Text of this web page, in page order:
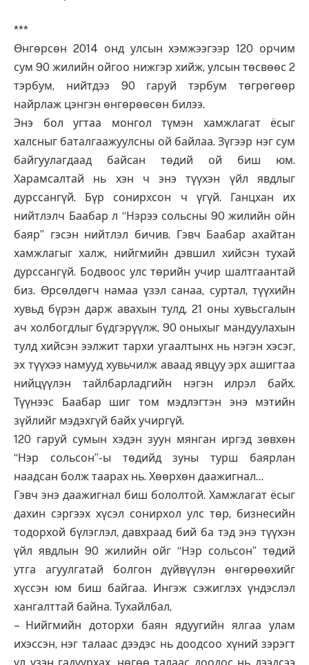
***
Өнгөрсөн 2014 онд улсын хэмжээгээр 120 орчим
сум 90 жилийн ойгоо нижгэр хийж, улсын төсвөөс 2
тэрбум, нийтдээ 90 гаруй тэрбум төгрөгөөр
найрлаж цэнгэн өнгөрөөсөн билээ.
Энэ бол угтаа монгол түмэн хамжлагат ёсыг
халсныг баталгаажуулсны ой байлаа. Зүгээр нэг сум
байгуулагдаад байсан төдий ой биш юм.
Харамсалтай нь хэн ч энэ түүхэн үйл явдлыг
дурссангүй. Бүр сонирхсон ч үгүй. Ганцхан их
нийтлэлч Баабар л “Нэрээ сольсны 90 жилийн ойн
баяр” гэсэн нийтлэл бичив. Гэвч Баабар ахайтан
хамжлагыг халж, нийгмийн дэвшил хийсэн тухай
дурссангүй. Бодвоос улс төрийн учир шалтгаантай
биз. Өрсөлдөгч намаа үзэл санаа, суртал, түүхийн
хувьд бүрэн дарж авахын тулд, 21 оны хувьсгалын
ач холбогдлыг бүдгэрүүлж, 90 оныхыг мандуулахын
тулд хийсэн ээлжит тархи угаалтынх нь нэгэн хэсэг,
эх түүхээ намууд хувьчилж аваад явцуу эрх ашигтаа
нийцүүлэн тайлбарладгийн нэгэн илрэл байх.
Түүнээс Баабар шиг том мэдлэгтэн энэ мэтийн
зүйлийг мэдэхгүй байх учиргүй.
120 гаруй сумын хэдэн зуун мянган иргэд зөвхөн
“Нэр сольсон”-ы төдийд зуны турш баярлан
наадсан болж таарах нь. Хөөрхөн даажигнал…
Гэвч энэ даажигнал биш бололтой. Хамжлагат ёсыг
дахин сэргээх хүсэл сонирхол улс төр, бизнесийн
тодорхой бүлэглэл, давхраад бий ба тэд энэ түүхэн
үйл явдлын 90 жилийн ойг “Нэр сольсон” төдий
утга агуулгатай болгон дүйвүүлэн өнгөрөөхийг
хүссэн юм биш байгаа. Ингэж сэжиглэх үндэслэл
хангалттай байна. Тухайлбал,
– Нийгмийн доторхи баян ядуугийн ялгаа улам
ихэссэн, нэг талаас дээдэс нь доодсоо хүний зэрэгт
үл үзэн гадуурхах, нөгөө талаас доодос нь дээдсээ